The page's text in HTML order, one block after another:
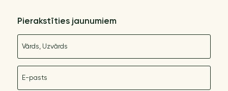
Pierakstīties jaunumiem